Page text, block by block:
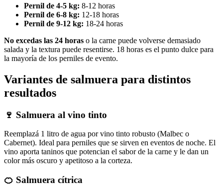
Pernil de 4-5 kg: 8-12 horas
Pernil de 6-8 kg: 12-18 horas
Pernil de 9-12 kg: 18-24 horas
No excedas las 24 horas o la carne puede volverse demasiado
salada y la textura puede resentirse. 18 horas es el punto dulce para
la mayoría de los perniles de evento.
Variantes de salmuera para distintos
resultados
🍷 Salmuera al vino tinto
Reemplazá 1 litro de agua por vino tinto robusto (Malbec o
Cabernet). Ideal para perniles que se sirven en eventos de noche. El
vino aporta taninos que potencian el sabor de la carne y le dan un
color más oscuro y apetitoso a la corteza.
🍊 Salmuera cítrica